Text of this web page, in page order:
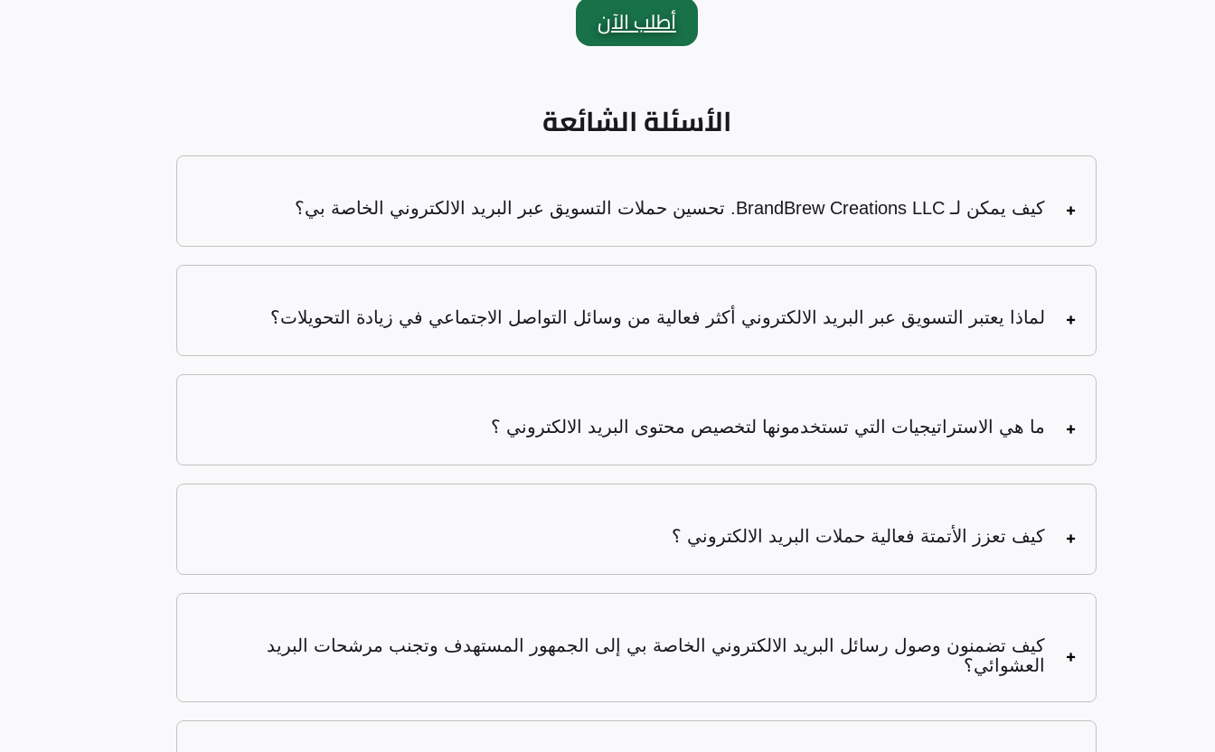
أطلب الآن
الأسئلة الشائعة
كيف يمكن لـ BrandBrew Creations LLC. تحسين حملات التسويق عبر البريد الالكتروني الخاصة بي؟
لماذا يعتبر التسويق عبر البريد الالكتروني أكثر فعالية من وسائل التواصل الاجتماعي في زيادة التحويلات؟
ما هي الاستراتيجيات التي تستخدمونها لتخصيص محتوى البريد الالكتروني ؟
كيف تعزز الأتمتة فعالية حملات البريد الالكتروني ؟
كيف تضمنون وصول رسائل البريد الالكتروني الخاصة بي إلى الجمهور المستهدف وتجنب مرشحات البريد
العشوائي؟